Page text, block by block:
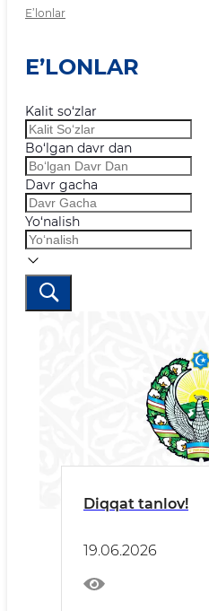
E’lonlar
E’LONLAR
Kalit so‘zlar
Bo‘lgan davr dan
Davr gacha
Yo‘nalish
Diqqat tanlov!
19.06.2026